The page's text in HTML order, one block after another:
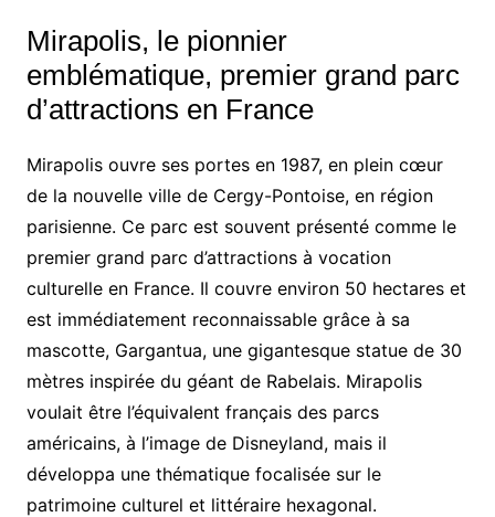
Mirapolis, le pionnier
emblématique, premier grand parc
d’attractions en France
Mirapolis ouvre ses portes en 1987, en plein cœur
de la nouvelle ville de Cergy-Pontoise, en région
parisienne. Ce parc est souvent présenté comme le
premier grand parc d’attractions à vocation
culturelle en France. Il couvre environ 50 hectares et
est immédiatement reconnaissable grâce à sa
mascotte, Gargantua, une gigantesque statue de 30
mètres inspirée du géant de Rabelais. Mirapolis
voulait être l’équivalent français des parcs
américains, à l’image de Disneyland, mais il
développa une thématique focalisée sur le
patrimoine culturel et littéraire hexagonal.